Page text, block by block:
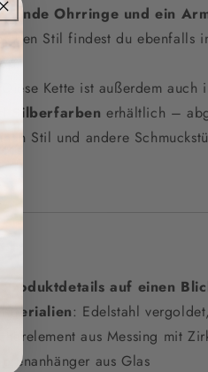
Ohrringe und ein
Stil findest du ebenfalls
Diese Kette ist außerdem auch
Silberfarben erhältlich –
Stil und andere
Produktdetails auf einen
: Edelstahl vergoldet,
aus Messing mit
aus Glas